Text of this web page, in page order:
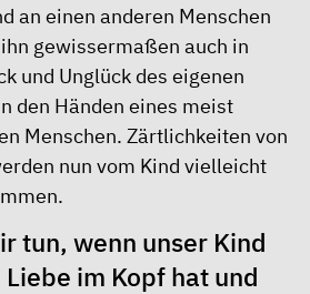
an einen anderen Menschen
gewissermaßen auch in
und Unglück des eigenen
den Händen eines meist
Menschen. Zärtlichkeiten von
nun vom Kind vielleicht
tun, wenn unser Kind
im Kopf hat und